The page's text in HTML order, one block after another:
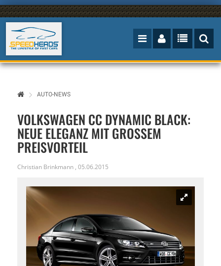
AUTO-NEWS
VOLKSWAGEN CC DYNAMIC BLACK:
NEUE ELEGANZ MIT GROSSEM P
REISVORTEIL
Christian Brinkmann , 05.06.2015